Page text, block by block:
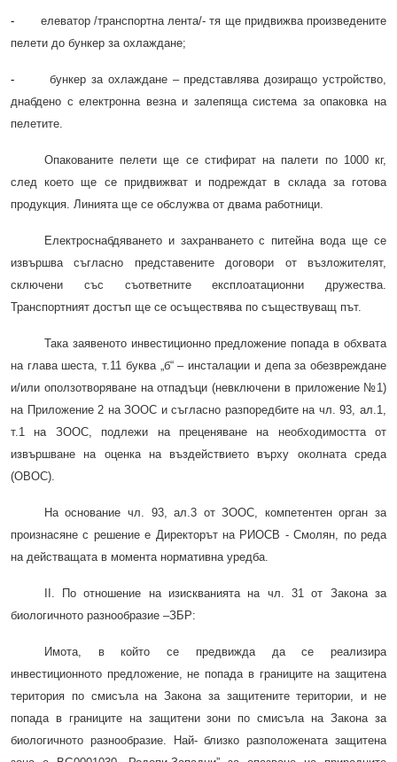
-
елеватор /транспортна лента/- тя ще придвижва произведените
пелети до бункер за охлаждане;
-
бункер за охлаждане – представлява дозиращо устройство,
днабдено с електронна везна и залепяща система за опаковка на
пелетите.
Опакованите пелети ще се стифират на палети по 1000 кг,
след което ще се придвижват и подреждат в склада за готова
продукция. Линията ще се обслужва от двама работници.
Електроснабдяването и захранването с питейна вода ще се
извършва съгласно представените договори от възложителят,
сключени със съответните експлоатационни дружества.
Транспортният достъп ще се осъществява по съществуващ път.
Така заявеното инвестиционно предложение попада в обхвата
на глава шеста, т.11 буква „б“ – инсталации и депа за обезвреждане
и/или оползотворяване на отпадъци (невключени в приложение №1)
на Приложение 2 на ЗООС и съгласно разпоредбите на чл. 93, ал.1,
т.1 на ЗООС, подлежи на преценяване на необходимостта от
извършване на оценка на въздействието върху околната среда
(ОВОС).
На основание чл. 93, ал.3 от ЗООС, компетентен орган за
произнасяне с решение е Директорът на РИОСВ - Смолян, по реда
на действащата в момента нормативна уредба.
II. По отношение на изискванията на чл. 31 от Закона за
биологичното разнообразие –ЗБР:
Имота, в който се предвижда да се реализира
инвестиционното предложение, не попада в границите на защитена
територия по смисъла на Закона за защитените територии, и не
попада в границите на защитени зони по смисъла на Закона за
биологичното разнообразие. Най- близко разположената защитена